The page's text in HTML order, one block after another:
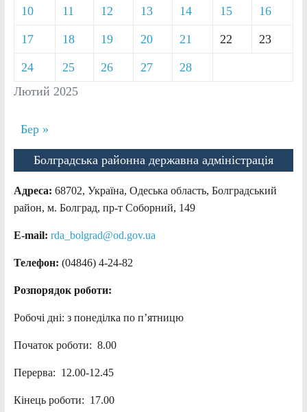
Лютий 2025
10 11 12 13 14 15 16
17 18 19 20 21 22 23
24 25 26 27 28
Бер »
Болградська районна державна адміністрація
Адреса: 68702, Україна, Одеська область, Болградський
район, м. Болград, пр-т Соборний, 149
E-mail: rda_bolgrad@od.gov.ua
Телефон: (04846) 4-24-82
Розпорядок роботи:
Робочі дні: з понеділка по п’ятницю
Початок роботи: 8.00
Перерва: 12.00-12.45
Кінець роботи: 17.00